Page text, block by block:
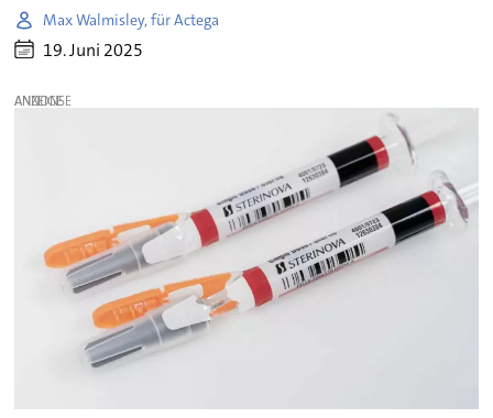
Max Walmisley, für Actega
19. Juni 2025
ANZEIGE